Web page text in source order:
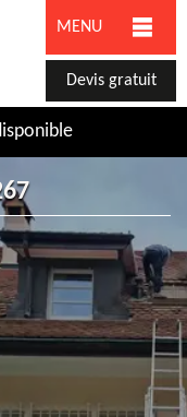
MENU
Devis gratuit